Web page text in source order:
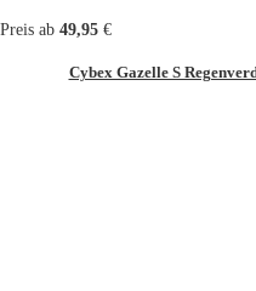
Preis ab 49,95 €
Cybex Gazelle S